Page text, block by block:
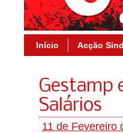
Início Acção
Gestamp
Salários
11 de Fevereiro